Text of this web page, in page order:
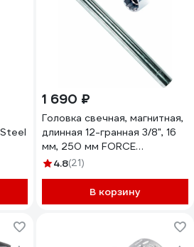
1 690 ₽
Головка свечная, магнитная,
длинная 12-гранная 3/8", 16
мм, 250 мм FORCE
807325016M
4.8(21)
В корзину